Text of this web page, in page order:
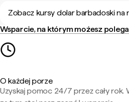
Zobacz kursy dolar barbadoski na
Wsparcie, na którym możesz
O każdej porze
Uzyskaj pomoc 24/7 przez cały rok.